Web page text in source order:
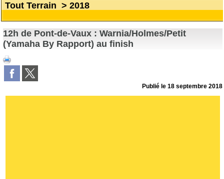
Tout Terrain > 2018
12h de Pont-de-Vaux : Warnia/Holmes/Petit
(Yamaha By Rapport) au finish
Publié le18 septembre 2018